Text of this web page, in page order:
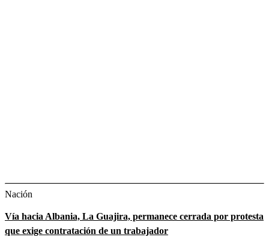
Nación
Vía hacia Albania, La Guajira, permanece cerrada por protesta
que exige contratación de un trabajador